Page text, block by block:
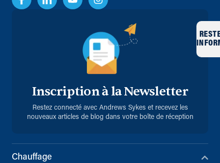
Inscription à la Newsletter
Restez connecté avec Andrews Sykes et recevez les
nouveaux articles de blog dans votre boîte de réception
Chauffage